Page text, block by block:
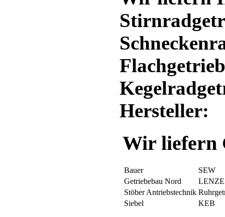
Hersteller:
Wir liefern
Bauer
SEW
Getriebebau Nord
LENZE
Stöber Antriebstechnik
Siebel
KEB